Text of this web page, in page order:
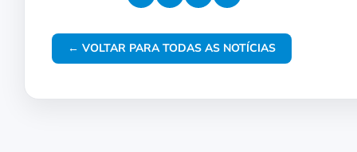
← VOLTAR PARA TODAS AS NOTÍCIAS